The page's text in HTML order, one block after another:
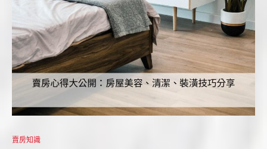
賣房知識